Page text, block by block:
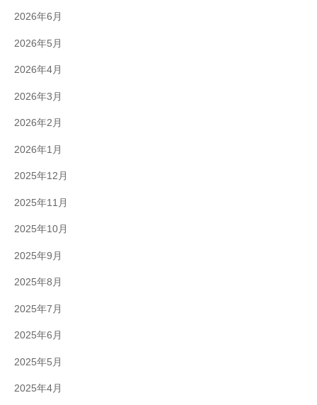
2026年6月
2026年5月
2026年4月
2026年3月
2026年2月
2026年1月
2025年12月
2025年11月
2025年10月
2025年9月
2025年8月
2025年7月
2025年6月
2025年5月
2025年4月